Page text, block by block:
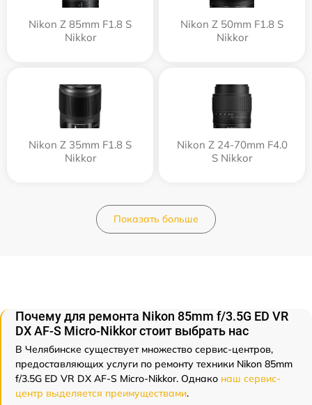
Nikon Z 85mm F1.8 S
Nikkor
Nikon Z 50mm F1.8 S
Nikkor
Nikon Z 35mm F1.8 S
Nikkor
Nikon Z 24-70mm F4.0
S Nikkor
Показать больше
Почему для ремонта Nikon 85mm f/3.5G ED VR
DX AF-S Micro-Nikkor стоит выбрать нас
В Челябинске существует множество сервис-центров,
предоставляющих услуги по ремонту техники Nikon 85mm
f/3.5G ED VR DX AF-S Micro-Nikkor. Однако наш сервис-
центр выделяется преимуществами.